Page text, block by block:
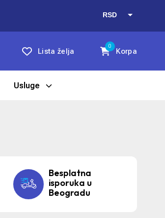
RSD
EUR
Lista želja
0
Korpa
Usluge
Besplatna
isporuka u
Beogradu